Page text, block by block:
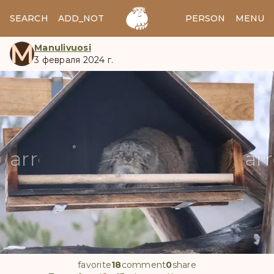
SEARCH ADD_NOTES ADD_IMAGE PERSON MENU
MManulivuosi
3 февраля 2024 г.
manul
arrow_back
favorite18comment0share